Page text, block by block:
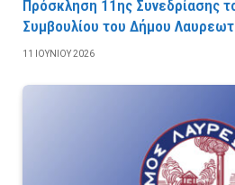
Πρόσκληση 11ης Συνεδρίασης
Συμβουλίου του Δήμου
11 ΙΟΥΝΊΟΥ 2026